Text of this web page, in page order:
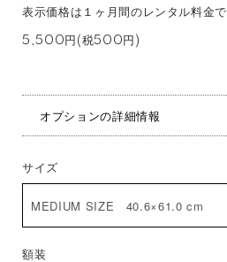
表示価格は１ヶ月間のレンタル料金で
5,500円(税500円)
オプションの詳細情報
サイズ
額装